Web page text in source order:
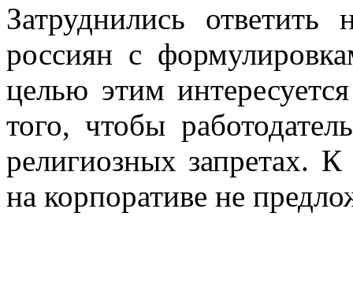
Затруднились
россиян с
целью этим
того, чтобы
религиозных запретах.
на корпоративе не